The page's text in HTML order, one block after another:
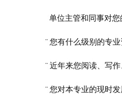
单位主管和同事对
¨ 您有什么级别的专
¨ 近年来您阅读、写
¨ 您对本专业的现时